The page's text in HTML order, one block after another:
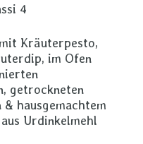
4
Kräuterpesto,
im Ofen
getrockneten
hausgemachtem
Urdinkelmehl